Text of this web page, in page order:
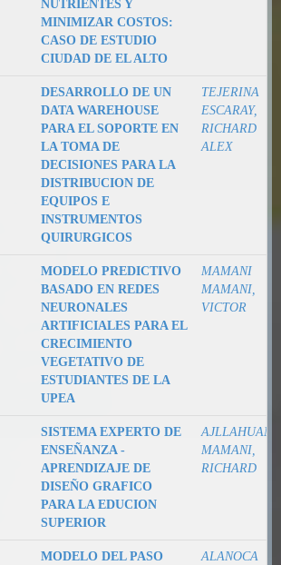
NUTRIENTES Y
MINIMIZAR COSTOS:
CASO DE ESTUDIO
CIUDAD DE EL ALTO
DESARROLLO DE UN
DATA WAREHOUSE
PARA EL SOPORTE EN
LA TOMA DE
DECISIONES PARA LA
DISTRIBUCION DE
EQUIPOS E
INSTRUMENTOS
QUIRURGICOS
TEJERINA
ESCARAY,
RICHARD
ALEX
MODELO PREDICTIVO
BASADO EN REDES
NEURONALES
ARTIFICIALES PARA EL
CRECIMIENTO
VEGETATIVO DE
ESTUDIANTES DE LA
UPEA
MAMANI
MAMANI,
VICTOR
SISTEMA EXPERTO DE
ENSEÑANZA -
APRENDIZAJE DE
DISEÑO GRAFICO
PARA LA EDUCION
SUPERIOR
MAMANI,
RICHARD
MODELO DEL PASO
ALANOCA